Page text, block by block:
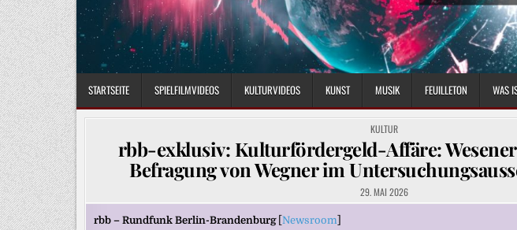
STARTSEITE SPIELFILMVIDEOS KULTURVIDEOS KUNST MUSIK FEUILLETON WAS
POSTED
IN
KULTUR
rbb-exklusiv: Kulturfördergeld-Affäre:
Befragung von Wegner im
29. MAI 2026
rbb – Rundfunk Berlin-Brandenburg[Newsroom]